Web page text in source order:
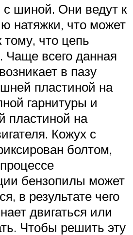
шиной. Они ведут к
натяжки, что может
тому, что цепь
Чаще всего данная
в пазу
пластиной на
гарнитуры и
пластиной на
Кожух с
болтом,
бензопилы может
в результате чего
двигаться или
Чтобы решить эту